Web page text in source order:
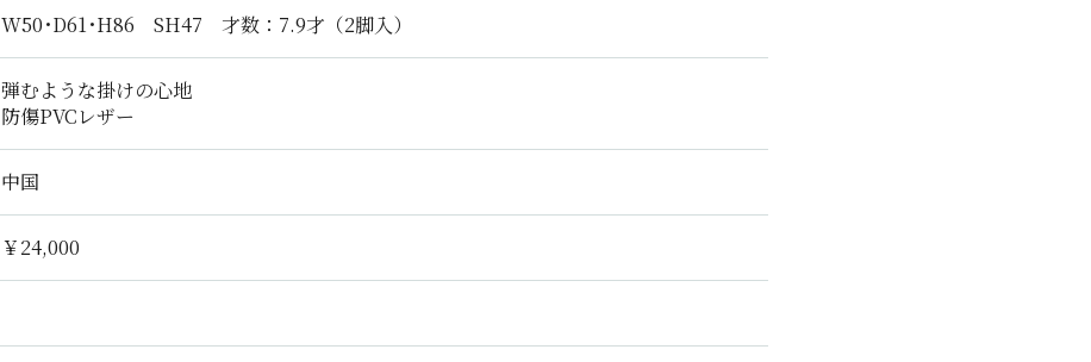
W50･D61･H86 SH47 才数：7.9才（2脚入）
弾むような掛けの心地
防傷PVCレザー
中国
￥24,000